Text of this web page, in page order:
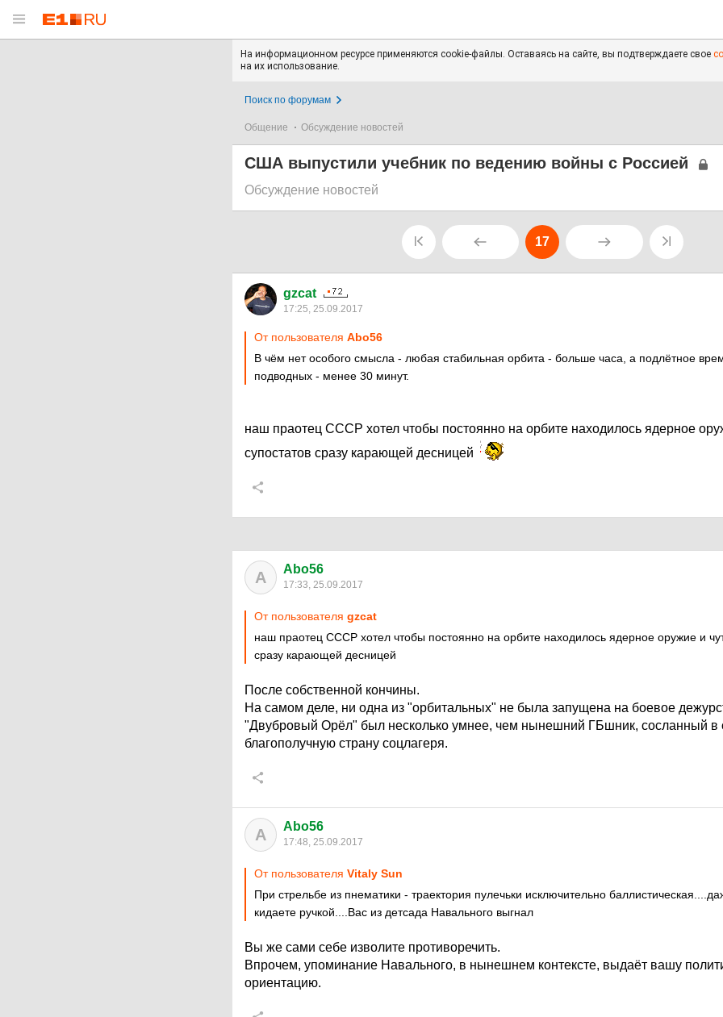
На информационном ресурсе применяются cookie-файлы. Оставаясь на сайте, вы подтверждаете свое
на их использование.
Поиск по форумам
Общение Обсуждение новостей
США выпустили учебник по ведению войны с Россией
Обсуждение новостей
17
gzcat
17:25, 25.09.2017
От пользователя Abo56
В чём нет особого смысла - любая стабильная орбита - больше часа, а подлётное
подводных - менее 30 минут.
наш праотец СССР хотел чтобы постоянно на орбите находилось ядерное
супостатов сразу карающей десницей
A Abo56
17:33, 25.09.2017
От пользователя gzcat
наш праотец СССР хотел чтобы постоянно на орбите находилось ядерное оружие и
сразу карающей десницей
После собственной кончины.
На самом деле, ни одна из "орбитальных" не была запущена на боевое
"Двубровый Орёл" был несколько умнее, чем нынешний ГБшник, сосланный в
благополучную страну соцлагеря.
A Abo56
17:48, 25.09.2017
От пользователя Vitaly Sun
При стрельбе из пнематики - траектория пулечьки исключительно
кидаете ручкой....Вас из детсада Навального выгнал
Вы же сами себе изволите противоречить.
Впрочем, упоминание Навального, в нынешнем контексте, выдаёт вашу
ориентацию.